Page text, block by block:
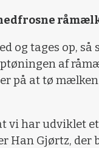
og tages op, så
af
på at tø mælken
vi har udviklet
Han Gjørtz, der